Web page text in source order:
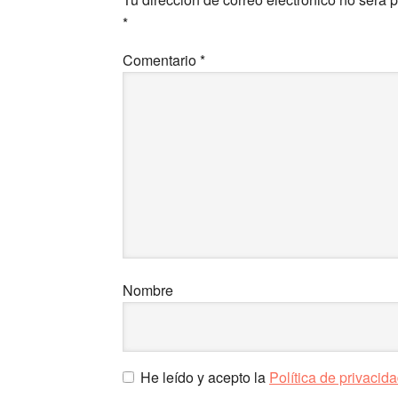
los
lectores
*
Comentario*
Nombre
He leído y acepto la Política de